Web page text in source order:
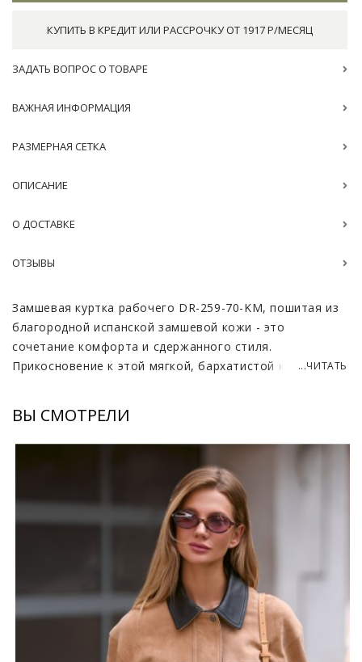
КУПИТЬ В КРЕДИТ ИЛИ РАССРОЧКУ ОТ 1917 Р/МЕСЯЦ
ЗАДАТЬ ВОПРОС О ТОВАРЕ
ВАЖНАЯ ИНФОРМАЦИЯ
РАЗМЕРНАЯ СЕТКА
ОПИСАНИЕ
О ДОСТАВКЕ
ОТЗЫВЫ
Замшевая куртка рабочего DR-259-70-KM, пошитая из
благородной испанской замшевой кожи - это
сочетание комфорта и сдержанного стиля.
Прикосновение к этой мягкой, бархатистой коже
без лишних деталей, подчеркивает естественную
красоту материала, а лаконичность линий придает
образу элегантность и прктичность. Эта куртка –
воплощение классики, проверенной временем, и
актуальной вне модных тенденций.
Модель можно носить как с деловыми брюками, так и
с повседневными джинсами, создавая разнообразные
образы для любой ситуации. Бежевый цвет –
универсальный выбор, который легко сочетается с
другими оттенками. Он создает ощущение тепла и
Куртка турецкого производства, она выполнена с
...ЧИТАТЬ
ВЫ СМОТРЕЛИ